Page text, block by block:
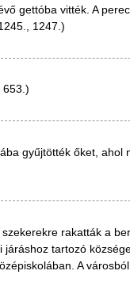
gettóba vitték. A
1247.)
653.)
gyűjtötték őket,
rakatták a
tartozó
A